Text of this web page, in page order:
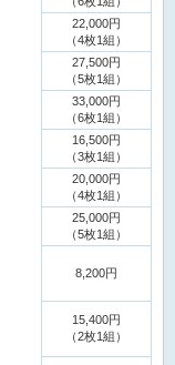
22,000円
（4枚1組）
27,500円
（5枚1組）
33,000円
（6枚1組）
16,500円
（3枚1組）
20,000円
（4枚1組）
25,000円
（5枚1組）
8,200円
15,400円
（2枚1組）